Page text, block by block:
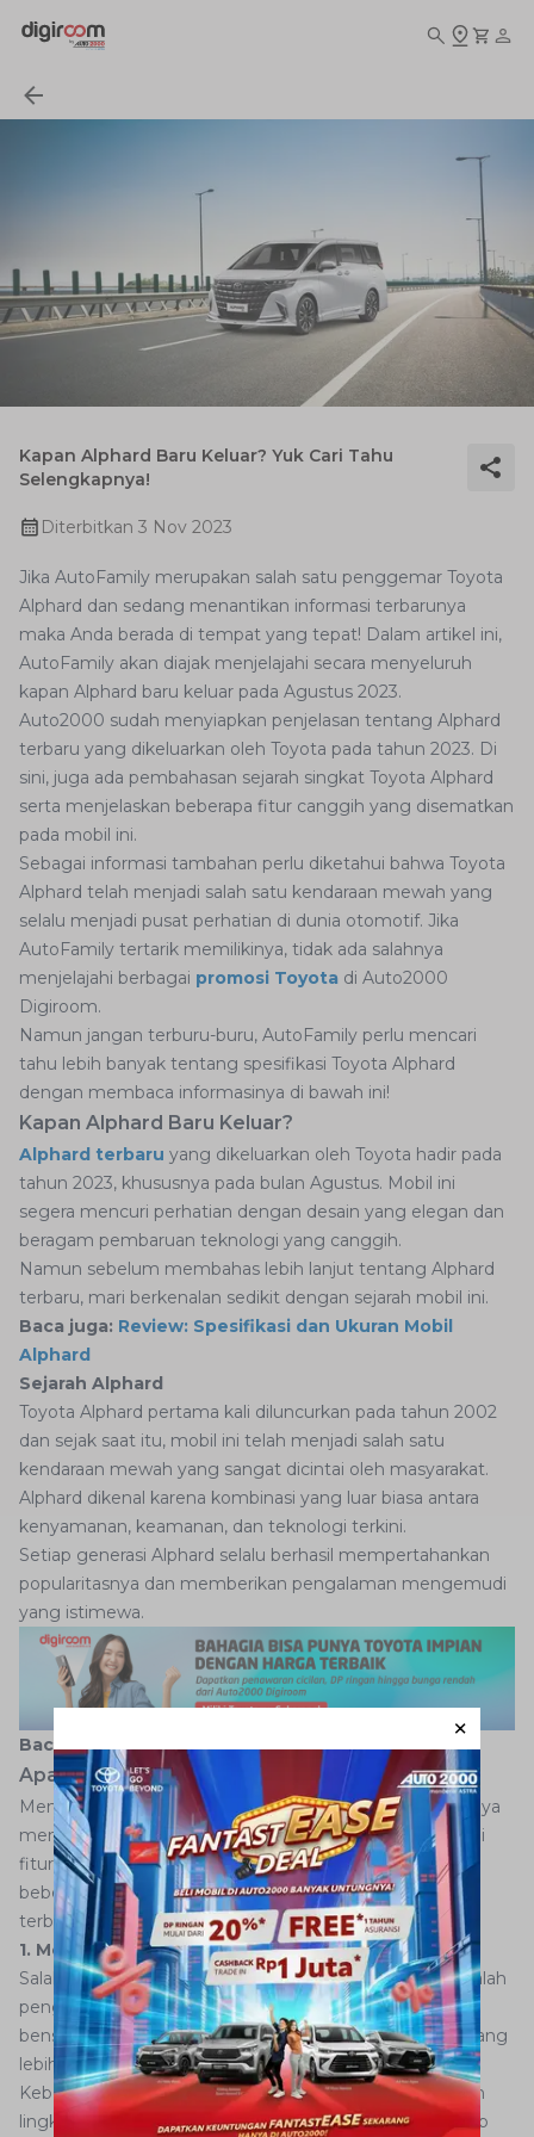
Kapan Alphard Baru Keluar? Yuk Cari Tahu
Selengkapnya!
Diterbitkan 3 Nov 2023
Jika AutoFamily merupakan salah satu penggemar Toyota
Alphard dan sedang menantikan informasi terbarunya
maka Anda berada di tempat yang tepat! Dalam artikel ini,
AutoFamily akan diajak menjelajahi secara menyeluruh
kapan Alphard baru keluar pada Agustus 2023.
Auto2000 sudah menyiapkan penjelasan tentang Alphard
terbaru yang dikeluarkan oleh Toyota pada tahun 2023. Di
sini, juga ada pembahasan sejarah singkat Toyota Alphard
serta menjelaskan beberapa fitur canggih yang disematkan
pada mobil ini.
Sebagai informasi tambahan perlu diketahui bahwa Toyota
Alphard telah menjadi salah satu kendaraan mewah yang
selalu menjadi pusat perhatian di dunia otomotif. Jika
AutoFamily tertarik memilikinya, tidak ada salahnya
menjelajahi berbagai promosi Toyota di Auto2000
Digiroom.
Namun jangan terburu-buru, AutoFamily perlu mencari
tahu lebih banyak tentang spesifikasi Toyota Alphard
dengan membaca informasinya di bawah ini!
Kapan Alphard Baru Keluar?
Alphard terbaru yang dikeluarkan oleh Toyota hadir pada
tahun 2023, khususnya pada bulan Agustus. Mobil ini
segera mencuri perhatian dengan desain yang elegan dan
beragam pembaruan teknologi yang canggih.
Namun sebelum membahas lebih lanjut tentang Alphard
terbaru, mari berkenalan sedikit dengan sejarah mobil ini.
Baca juga: Review: Spesifikasi dan Ukuran Mobil
Alphard
Sejarah Alphard
Toyota Alphard pertama kali diluncurkan pada tahun 2002
dan sejak saat itu, mobil ini telah menjadi salah satu
kendaraan mewah yang sangat dicintai oleh masyarakat.
Alphard dikenal karena kombinasi yang luar biasa antara
kenyamanan, keamanan, dan teknologi terkini.
Setiap generasi Alphard selalu berhasil mempertahankan
popularitasnya dan memberikan pengalaman mengemudi
yang istimewa.
Baca juga:Alphard Pakai Sasis Apa?
Apa Saja Fitur dalam Alphard Terbaru?
Mengenai Alphard terbaru tahun 2023, Toyota tidak hanya
membawa desain yang lebih segar, tetapi juga berbagai
fitur dan teknologi baru yang mengesankan. Berikut
beberapa fitur utama yang disematkan pada Alphard
terbaru
1. Mesin Hybrid
Salah satu fitur paling mencolok pada Alphard terbaru ialah
penggunaanmesinhybrid. Toyota memadukan mesin
bensin dan motor listrik untuk memberikan performa yang
lebih baik dengan efisiensi bahan bakar yang tinggi.
Keberadaannya bukan hanya menjadikan Alphard ramah
lingkungan, tetapi juga memberikan tenaga yang cukup